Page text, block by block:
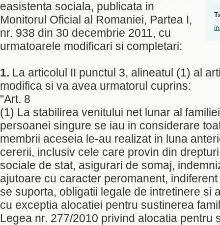
easistenta sociala, publicata in
Monitorul Oficial al Romaniei, Partea I,
nr. 938 din 30 decembrie 2011, cu
urmatoarele modificari si completari:
1. La articolul II punctul 3, alineatul (1) al
modifica si va avea urmatorul cuprins:
"Art. 8
(1) La stabilirea venitului net lunar al
persoanei singure se iau in considerare
membrii aceseia le-au realizat in luna
cererii, inclusiv cele care provin din
sociale de stat, asigurari de somaj,
ajutoare cu caracter peromanent,
se suporta, obligatii legale de intretinere si
cu exceptia alocatiei pentru sustinerea
Legea nr. 277/2010 privind alocatia pentru